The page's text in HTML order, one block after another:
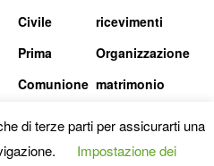
Civile
Prima
Comunione
ricevimenti
Organizzazione
matrimonio
POLICY|TERMINI E CONDIZIONI
di terze parti per assicurarti una
Impostazione dei